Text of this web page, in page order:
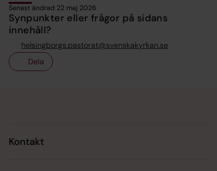
Senast ändrad 22 maj 2026
Synpunkter eller frågor på sidans
innehåll?
helsingborgs.pastorat@svenskakyrkan.se
Dela
Kontakt